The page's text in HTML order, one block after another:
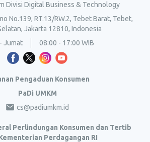
Divisi Digital Business & Technology
No.139, RT.13/RW.2, Tebet Barat, Tebet,
Jakarta 12810, Indonesia
Jumat
08:00 - 17:00 WIB
Pengaduan Konsumen
PaDi UMKM
cs@padiumkm.id
Perlindungan Konsumen dan Tertib
Perdagangan RI